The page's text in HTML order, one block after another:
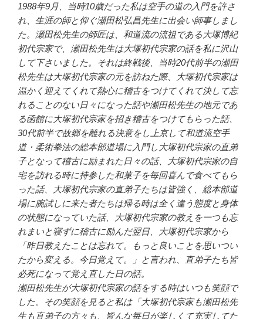
1988年9月、当時10歳だった私は空手の道の入門を許さ
れ、生涯の師と仰ぐ瀬田松弘昌先生に出会い師事しまし
た。瀬田松先生の師匠は、和道流の流祖である大塚博紀
初代宗家で、瀬田松先生は大塚初代宗家の話を私に沢山
して下さいました。それは終戦後、当時20代前半の瀬田
松先生は大塚初代宗家の元を訪ねた際、大塚初代宗家は
温かく迎えてくれて熱心に稽古をつけてくれて決して忘
れることのない日々になった話や瀬田松先生の地元であ
る函館に大塚初代宗家を招き稽古をつけてもらった話、
30代前半で故郷を離れる決意をし上京して和道流空手
道・柔術拳法の総本部道場に入門し大塚初代宗家の直弟
子となって稽古に励まれた日々の話、大塚初代宗家の自
宅を訪れる時に持参した和菓子を毎回喜んで食べてもら
った話、大塚初代宗家の直弟子たちは皆強く、総本部道
場に腕試しに来た者たちは帰る時は全く違う態度と身体
の状態になっていた話、大塚初代宗家の教えを一つも忘
れまいと寝ずに稽古に励んだ翌日、大塚初代宗家から
「昨日教えたことは忘れて。もっと良いことを思いつい
たから変える。今日覚えて。」と言われ、直弟子たち皆
必死になって覚え直した日の話。
瀬田松先生が大塚初代宗家の話をする時はいつも笑顔で
した。その笑顔を見ると私は「大塚初代宗家も瀬田松先
生も直弟子の方々も、皆んな毎日が楽しくて充実してた